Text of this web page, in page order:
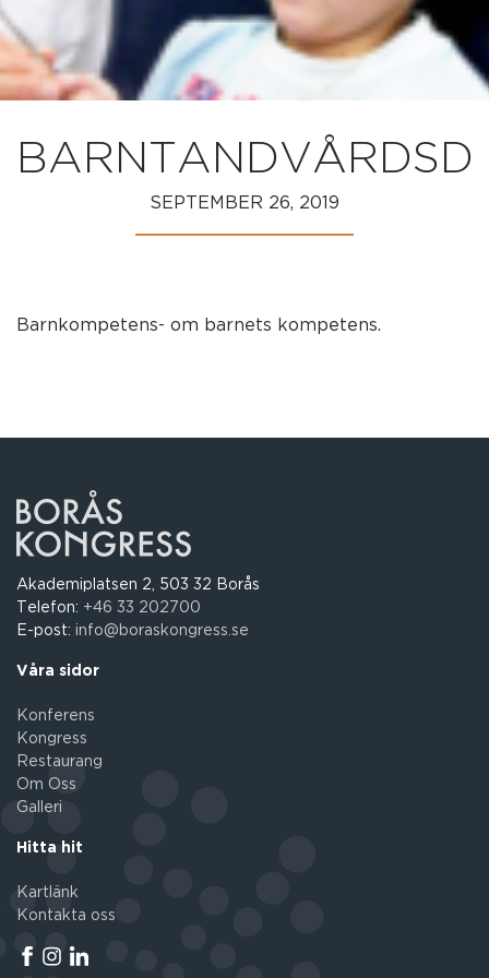
SEPTEMBER 26, 2019
Barnkompetens- om barnets kompetens.
Akademiplatsen 2, 503 32 Borås
Telefon: +46 33 202700
E-post: info@boraskongress.se
Våra sidor
Konferens
Kongress
Restaurang
Om Oss
Galleri
Hitta hit
Kartlänk
Kontakta oss